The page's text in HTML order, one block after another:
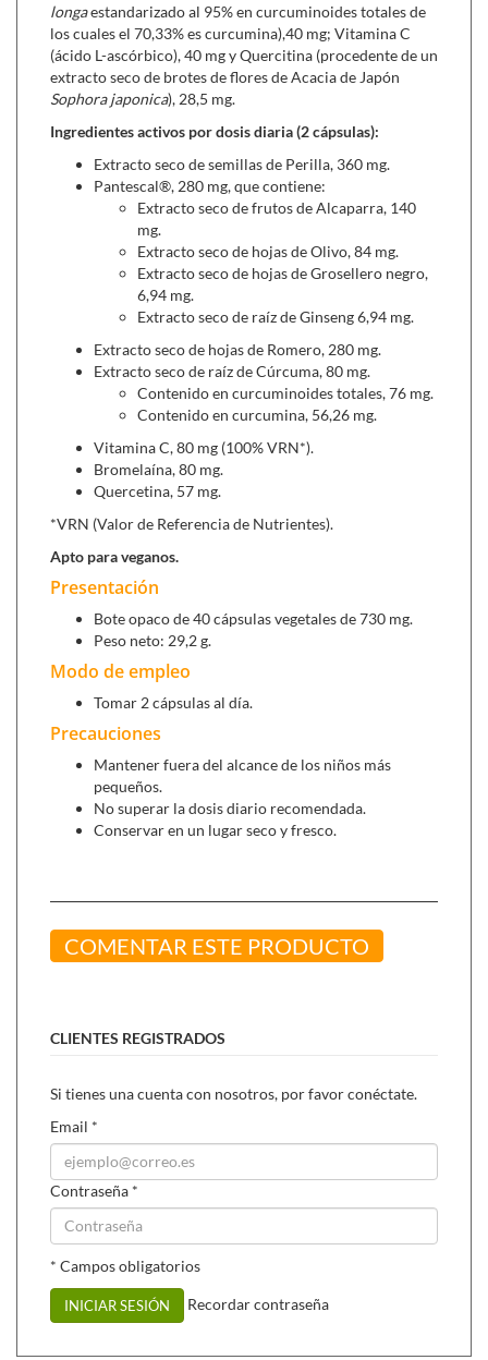
antihistamínica, antialérgica y
antiinflamatoria importante.
Bromelaína,enzima que se encuentra en la piña y
que contribuyen al funcionamiento normal del sistema
inmunitario y la protección de las células frente al daño
oxidativo.
Vitamina C,
en forma de ácido ascórbico
que contribuyen al funcionamiento normal del sistema
inmunitario y la protección de las células frente al daño
oxidativo.
Se puede combinar con:
Aprolis Leriform adultos (180 ml),
los síntomas de la alergia.
Aprolis RINI-STOP roll-on (10 ml), con aceites
esenciales para rinitis alérgica.
longaestandarizado al 95% en curcuminoides totales de
los cuales el 70,33% es curcumina),40 mg; Vitamina C
(ácido L-ascórbico), 40 mg y Quercitina (procedente de un
extracto seco de brotes de flores de Acacia de Japón
Sophora japonica), 28,5 mg.
Ingredientes activos por dosis diaria (2 cápsulas):
Extracto seco de semillas de Perilla, 360 mg.
Pantescal®, 280 mg, que contiene:
Extracto seco de frutos de Alcaparra, 140
mg.
Extracto seco de hojas de Olivo, 84 mg.
Extracto seco de hojas de Grosellero negro,
6,94 mg.
Extracto seco de raíz de Ginseng 6,94 mg.
Extracto seco de hojas de Romero, 280 mg.
Extracto seco de raíz de Cúrcuma, 80 mg.
Contenido en curcuminoides totales, 76 mg.
Contenido en curcumina, 56,26 mg.
Vitamina C, 80 mg (100% VRN*).
Bromelaína, 80 mg.
Quercetina, 57 mg.
*VRN (Valor de Referencia de Nutrientes).
Apto para veganos.
Presentación
Bote opaco de 40 cápsulas vegetales de 730 mg.
Peso neto: 29,2 g.
Modo de empleo
Tomar 2 cápsulas al día.
Precauciones
Mantener fuera del alcance de los niños más
pequeños.
No superar la dosis diario recomendada.
Conservar en un lugar seco y fresco.
COMENTAR ESTE PRODUCTO
CLIENTES REGISTRADOS
Si tienes una cuenta con nosotros, por favor conéctate.
Email *
Contraseña *
* Campos obligatorios
INICIAR SESIÓN Recordar contraseña